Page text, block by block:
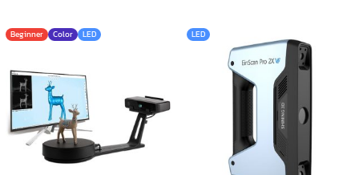
variants.
options
may
be
chosen
on
the
Beginner Color LED LED